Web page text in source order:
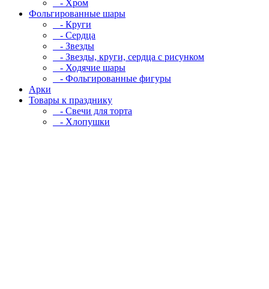
- Хром
Фольгированные шары
- Круги
- Сердца
- Звезды
- Звезды, круги, сердца с рисунком
- Ходячие шары
- Фольгированные фигуры
Арки
Товары к празднику
- Свечи для торта
- Хлопушки